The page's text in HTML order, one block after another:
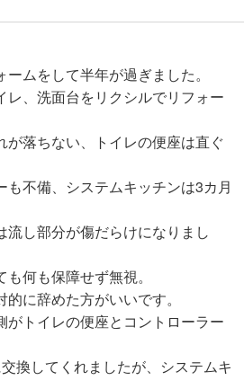
ムをして半年が過ぎました。
レ、洗面台をリクシルでリフォー
が落ちない、トイレの便座は直ぐ
も不備、システムキッチンは3カ月
流し部分が傷だらけになりまし
何も保障せず無視。
に辞めた方がいいです。
がトイレの便座とコントローラー
換してくれましたが、システムキ